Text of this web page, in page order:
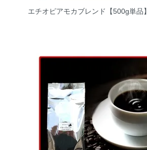
エチオピアモカブレンド【500g単品】